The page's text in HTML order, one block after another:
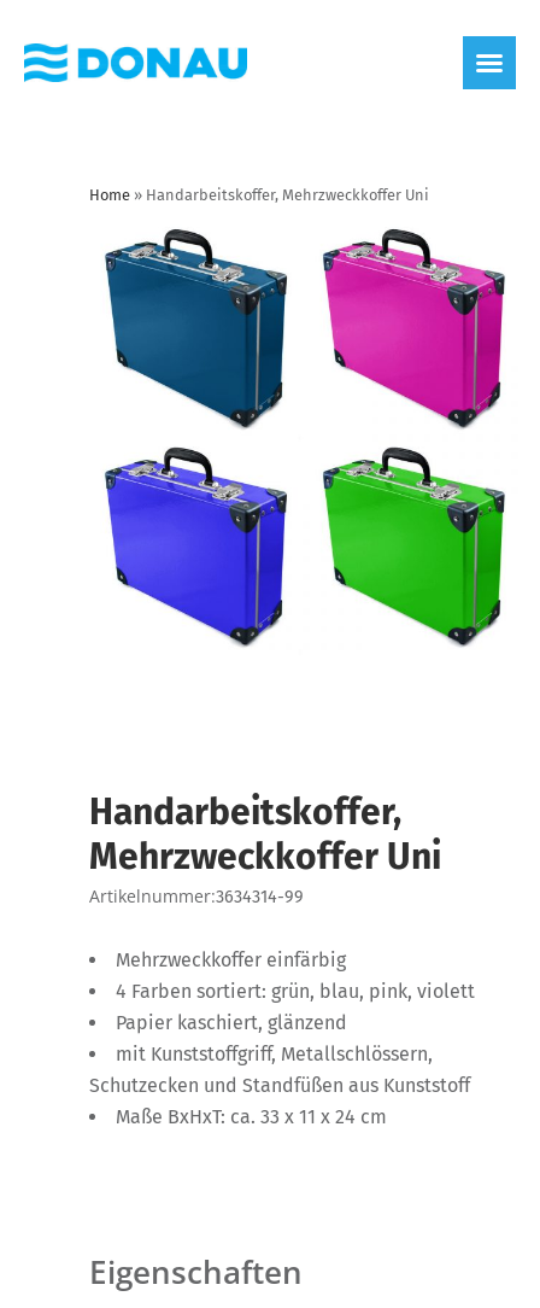
Home » Handarbeitskoffer, Mehrzweckkoffer Uni
Handarbeitskoffer,
Mehrzweckkoffer Uni
Artikelnummer:3634314-99
Mehrzweckkoffer einfärbig
4 Farben sortiert: grün, blau, pink, violett
Papier kaschiert, glänzend
mit Kunststoffgriff, Metallschlössern,
Schutzecken und Standfüßen aus Kunststoff
Maße BxHxT: ca. 33 x 11 x 24 cm
Eigenschaften